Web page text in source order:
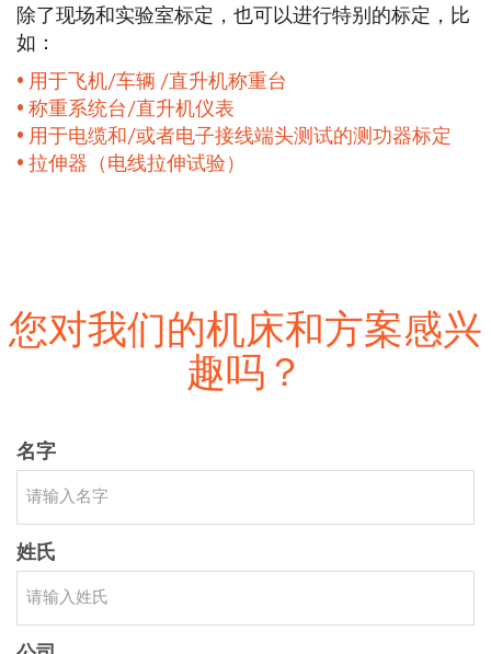
除了现场和实验室标定，也可以进行特别的标定，比
如：
用于飞机/车辆 /直升机称重台
称重系统台/直升机仪表
用于电缆和/或者电子接线端头测试的测功器标定
拉伸器（电线拉伸试验）
您对我们的机床和方案感兴
趣吗？
名字
姓氏